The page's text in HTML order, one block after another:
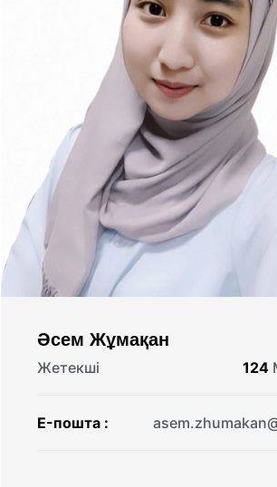
Әсем Жұмақан
Жетекші 124
E-пошта :